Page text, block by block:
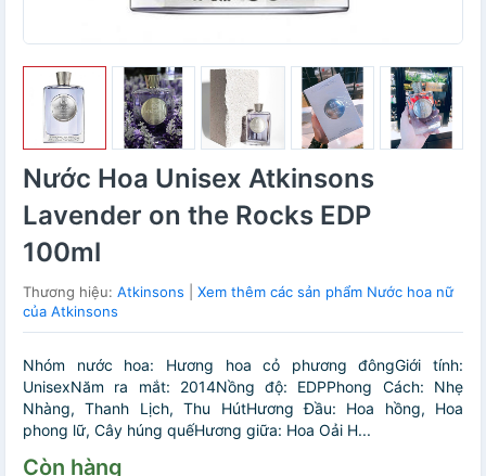
Nước Hoa Unisex Atkinsons
Lavender on the Rocks EDP
100ml
Thương hiệu: Atkinsons
Xem thêm các sản phẩm Nước hoa nữ
của Atkinsons
Nhóm nước hoa: Hương hoa cỏ phương đôngGiới tính:
UnisexNăm ra mắt: 2014Nồng độ: EDPPhong Cách: Nhẹ
Nhàng, Thanh Lịch, Thu HútHương Đầu: Hoa hồng, Hoa
phong lữ, Cây húng quếHương giữa: Hoa Oải H...
Còn hàng